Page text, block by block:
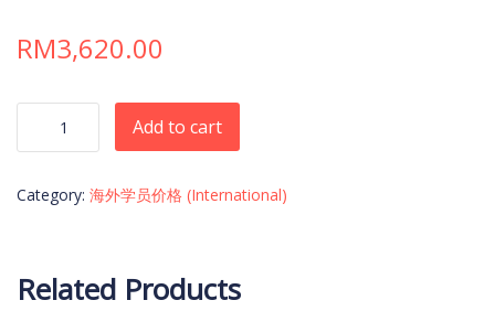
RM3,620.00
Add to cart
Category: 海外学员价格 (International)
Related Products